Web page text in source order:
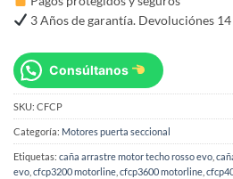
3 Años de garantía. Devoluciónes
Consúltanos
SKU: CFCP
Categoría: Motores puerta seccional
Etiquetas: caña arrastre motor techo rosso evo
evo cfcp3200 motorline cfcp3600 motorline